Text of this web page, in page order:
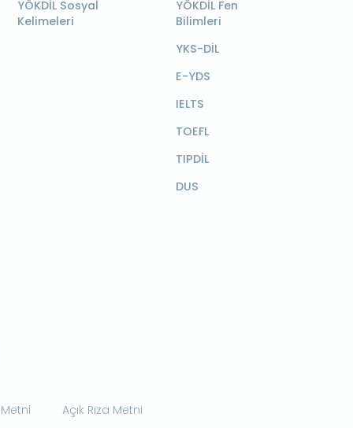
YÖKDİL Sosyal
Kelimeleri
YÖKDİL Fen
Bilimleri
YKS-DİL
E-YDS
IELTS
TOEFL
TIPDİL
DUS
Açık Rıza Metni